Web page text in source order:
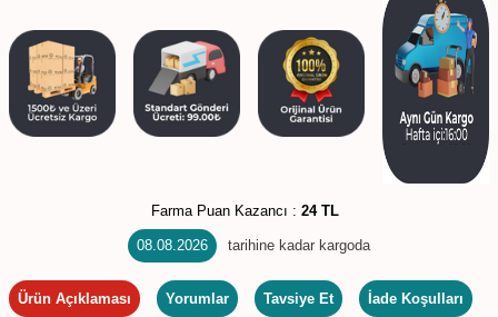
Farma Puan Kazancı : 24 TL
08.08.2026 tarihine kadar kargoda
Ürün Açıklaması Yorumlar Tavsiye Et İade Koşulları